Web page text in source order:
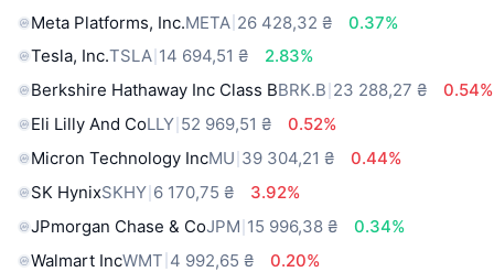
Meta Platforms, Inc.META 26 428,32 ₴
0.37%
Tesla, Inc.TSLA 14 694,51 ₴
2.83%
Berkshire Hathaway Inc Class BBRK.B 23 288,27 ₴
0.54%
Eli Lilly And CoLLY 52 969,51 ₴
0.52%
Micron Technology IncMU 39 304,21 ₴
0.44%
SK HynixSKHY 6 170,75 ₴
3.92%
JPmorgan Chase & CoJPM 15 996,38 ₴
0.34%
Walmart IncWMT 4 992,65 ₴ 0.20%